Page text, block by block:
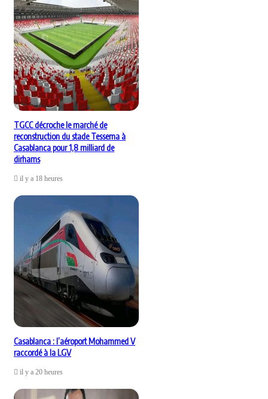
TGCC décroche le marché de
reconstruction du stade Tessema à
Casablanca pour 1,8 milliard de
dirhams
il y a 18 heures
Casablanca : l’aéroport Mohammed V
raccordé à la LGV
il y a 20 heures